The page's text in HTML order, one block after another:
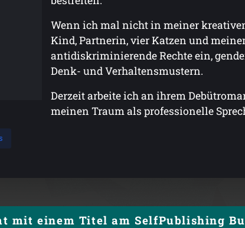
Wenn ich mal nicht in meiner
Kind, Partnerin, vier Katzen und
antidiskriminierende Rechte ein,
Denk- und Verhaltensmustern.
Derzeit arbeite ich an ihrem
meinen Traum als professionelle
mit einem Titel am SelfPublishing